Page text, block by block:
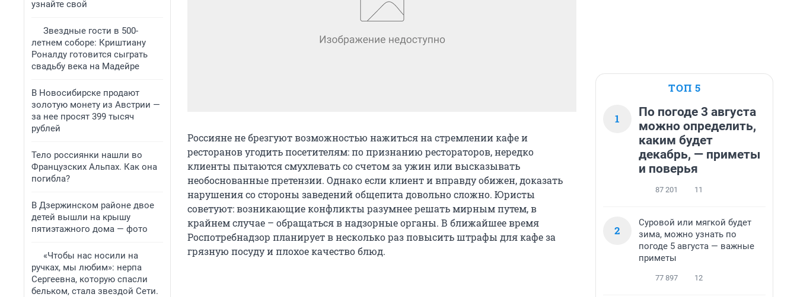
узнайте свой
Звездные гости в 500-
летнем соборе: Криштиану
Роналду готовится сыграть
свадьбу века на Мадейре
В Новосибирске продают
золотую монету из Австрии —
за нее просят 399 тысяч
рублей
Тело россиянки нашли во
Французских Альпах. Как она
погибла?
В Дзержинском районе двое
детей вышли на крышу
пятиэтажного дома — фото
«Чтобы нас носили на
ручках, мы любим»: нерпа
Сергеевна, которую спасли
бельком, стала звездой Сети.
Россияне не брезгуют возможностью нажиться на стремлении кафе и
ресторанов угодить посетителям: по признанию рестораторов, нередко
клиенты пытаются смухлевать со счетом за ужин или высказывать
необоснованные претензии. Однако если клиент и вправду обижен, доказать
нарушения со стороны заведений общепита довольно сложно. Юристы
советуют: возникающие конфликты разумнее решать мирным путем, в
крайнем случае – обращаться в надзорные органы. В ближайшее время
Роспотребнадзор планирует в несколько раз повысить штрафы для кафе за
грязную посуду и плохое качество блюд.
ТОП 5
1
По погоде 3 августа
можно определить,
каким будет
декабрь, — приметы
и поверья
87 201 11
2
Суровой или мягкой будет
зима, можно узнать по
погоде 5 августа — важные
приметы
77 897 12